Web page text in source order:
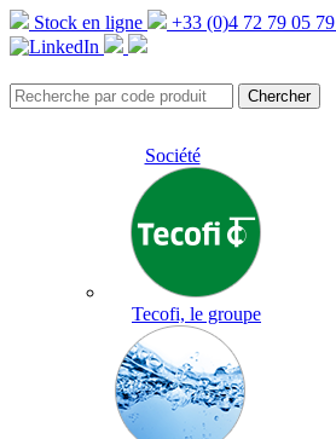
Stock en ligne +33 (0)4 72 79 05 79
Société
Tecofi, le groupe